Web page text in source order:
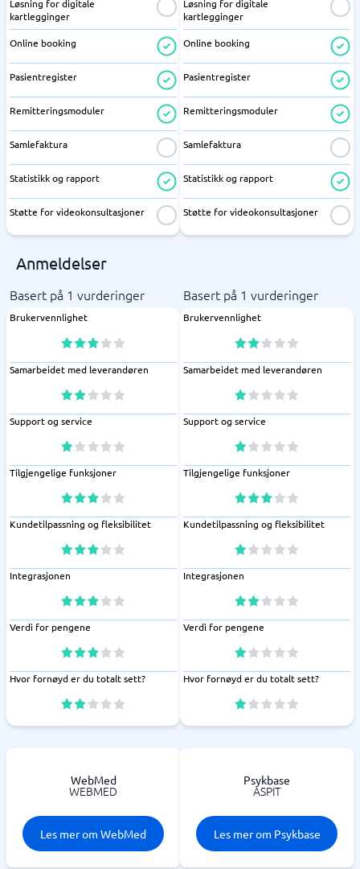
Løsning for digitale
kartlegginger
Online booking
Pasientregister
Remitteringsmoduler
Samlefaktura
Statistikk og rapport
Støtte for videokonsultasjoner
Løsning for digitale
kartlegginger
Online booking
Pasientregister
Remitteringsmoduler
Samlefaktura
Statistikk og rapport
Støtte for videokonsultasjoner
Anmeldelser
Basert på 1 vurderinger Basert på 1 vurderinger
Brukervennlighet
Samarbeidet med leverandøren
Support og service
Tilgjengelige funksjoner
Kundetilpassning og fleksibilitet
Integrasjonen
Verdi for pengene
Hvor fornøyd er du totalt sett?
Brukervennlighet
Samarbeidet med leverandøren
Support og service
Tilgjengelige funksjoner
Kundetilpassning og fleksibilitet
Integrasjonen
Verdi for pengene
Hvor fornøyd er du totalt sett?
WebMed
WEBMED
Les mer om WebMed
Psykbase
ASPIT
Les mer om Psykbase